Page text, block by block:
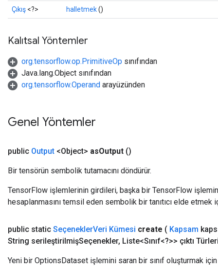
Çıkış <?> halletmek()
Kalıtsal Yöntemler
org.tensorflow.op.PrimitiveOp sınıfından
Java.lang.Object sınıfından
org.tensorflow.Operand arayüzünden
Genel Yöntemler
public Output <Object> asOutput ()
Bir tensörün sembolik tutamacını döndürür.
TensorFlow işlemlerinin girdileri, başka bir TensorFlow
hesaplanmasını temsil eden sembolik bir tanıtıcı elde etmek
public static SeçeneklerVeri Kümesi create ( Kapsam
String serileştirilmişSeçenekler, Liste<Sınıf<?>> çıktı
Yeni bir OptionsDataset işlemini saran bir sınıf oluşturmak